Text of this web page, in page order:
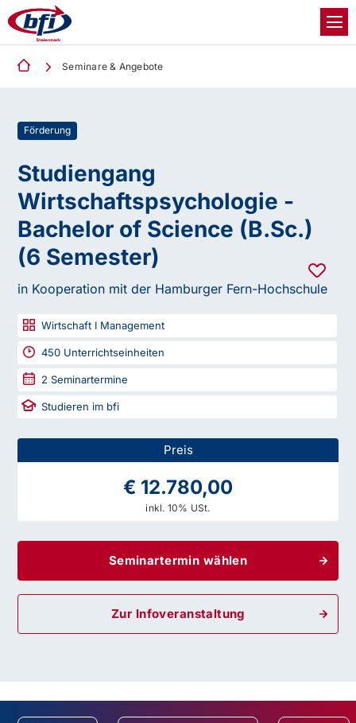
Seminare & Angebote
Förderung
Studiengang
Wirtschaftspsychologie -
Bachelor of Science (B.Sc.)
(6 Semester)
in Kooperation mit der Hamburger Fern-Hochschule
Wirtschaft I Management
450 Unterrichtseinheiten
2 Seminartermine
Studieren im bfi
Preis
€ 12.780,00
inkl. 10% USt.
Seminartermin wählen
Zur Infoveranstaltung